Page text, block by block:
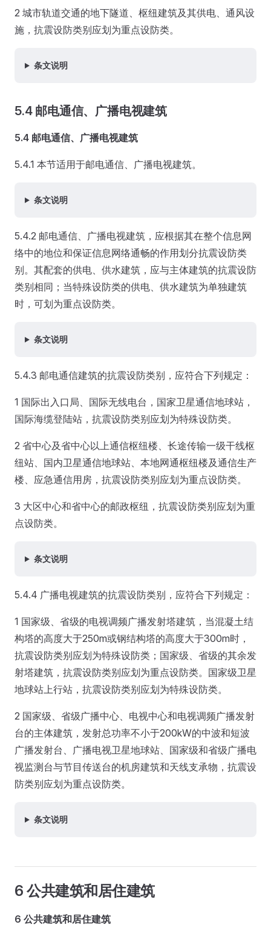
2 城市轨道交通的地下隧道、枢纽建筑及其供电、通风设
施，抗震设防类别应划为重点设防类。
条文说明
5.4 邮电通信、广播电视建筑
5.4 邮电通信、广播电视建筑
5.4.1 本节适用于邮电通信、广播电视建筑。
条文说明
5.4.2 邮电通信、广播电视建筑，应根据其在整个信息网
络中的地位和保证信息网络通畅的作用划分抗震设防类
别。其配套的供电、供水建筑，应与主体建筑的抗震设防
类别相同；当特殊设防类的供电、供水建筑为单独建筑
时，可划为重点设防类。
条文说明
5.4.3 邮电通信建筑的抗震设防类别，应符合下列规定：
1 国际出入口局、国际无线电台，国家卫星通信地球站，
国际海缆登陆站，抗震设防类别应划为特殊设防类。
2 省中心及省中心以上通信枢纽楼、长途传输一级干线枢
纽站、国内卫星通信地球站、本地网通枢纽楼及通信生产
楼、应急通信用房，抗震设防类别应划为重点设防类。
3 大区中心和省中心的邮政枢纽，抗震设防类别应划为重
点设防类。
条文说明
5.4.4 广播电视建筑的抗震设防类别，应符合下列规定：
1 国家级、省级的电视调频广播发射塔建筑，当混凝土结
构塔的高度大于250m或钢结构塔的高度大于300m时，
抗震设防类别应划为特殊设防类；国家级、省级的其余发
射塔建筑，抗震设防类别应划为重点设防类。国家级卫星
地球站上行站，抗震设防类别应划为特殊设防类。
2 国家级、省级广播中心、电视中心和电视调频广播发射
台的主体建筑，发射总功率不小于200kW的中波和短波
广播发射台、广播电视卫星地球站、国家级和省级广播电
视监测台与节目传送台的机房建筑和天线支承物，抗震设
防类别应划为重点设防类。
条文说明
6 公共建筑和居住建筑
6 公共建筑和居住建筑